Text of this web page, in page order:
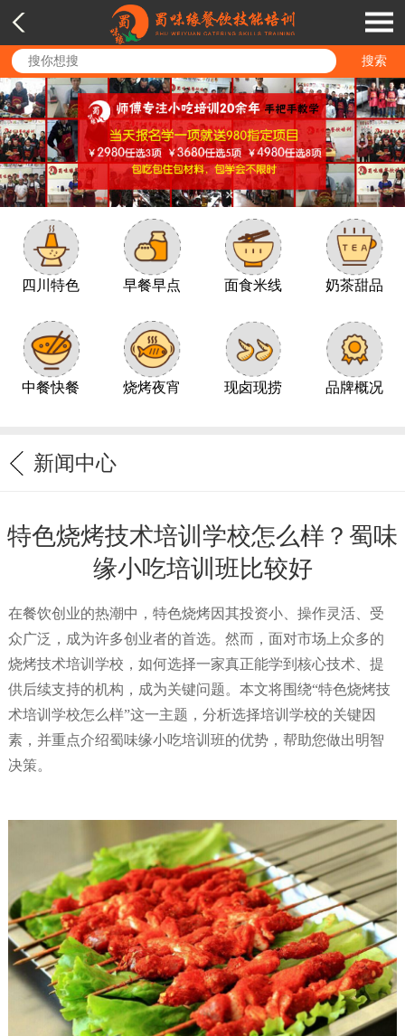
四川特色 早餐早点 面食米线 奶茶甜品
中餐快餐 烧烤夜宵 现卤现捞 品牌概况
新闻中心
特色烧烤技术培训学校怎么样？蜀味
缘小吃培训班比较好
在餐饮创业的热潮中，特色烧烤因其投资小、操作灵活、受
众广泛，成为许多创业者的首选。然而，面对市场上众多的
烧烤技术培训学校，如何选择一家真正能学到核心技术、提
供后续支持的机构，成为关键问题。本文将围绕“特色烧烤技
术培训学校怎么样”这一主题，分析选择培训学校的关键因
素，并重点介绍蜀味缘小吃培训班的优势，帮助您做出明智
决策。